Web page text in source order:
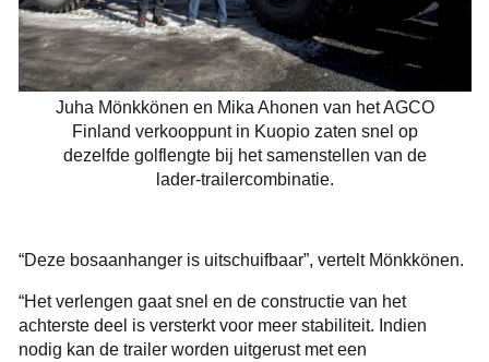
Juha Mönkkönen en Mika Ahonen van het AGCO
Finland verkooppunt in Kuopio zaten snel op
dezelfde golflengte bij het samenstellen van de
lader-trailercombinatie.
“Deze bosaanhanger is uitschuifbaar”, vertelt Mönkkönen.
“Het verlengen gaat snel en de constructie van het
achterste deel is versterkt voor meer stabiliteit. Indien
nodig kan de trailer worden uitgerust met een